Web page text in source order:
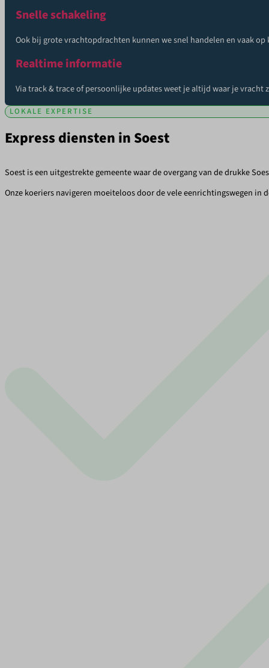
Snelle schakeling
Ook bij grote vrachtopdrachten kunnen we snel handelen en vaak
Realtime informatie
Via track & trace of persoonlijke updates weet je altijd waar je
LOKALE EXPERTISE
Express diensten in Soest
Soest is een uitgestrekte gemeente waar de overgang van de drukke
Onze koeriers navigeren moeiteloos door de vele eenrichtingswegen